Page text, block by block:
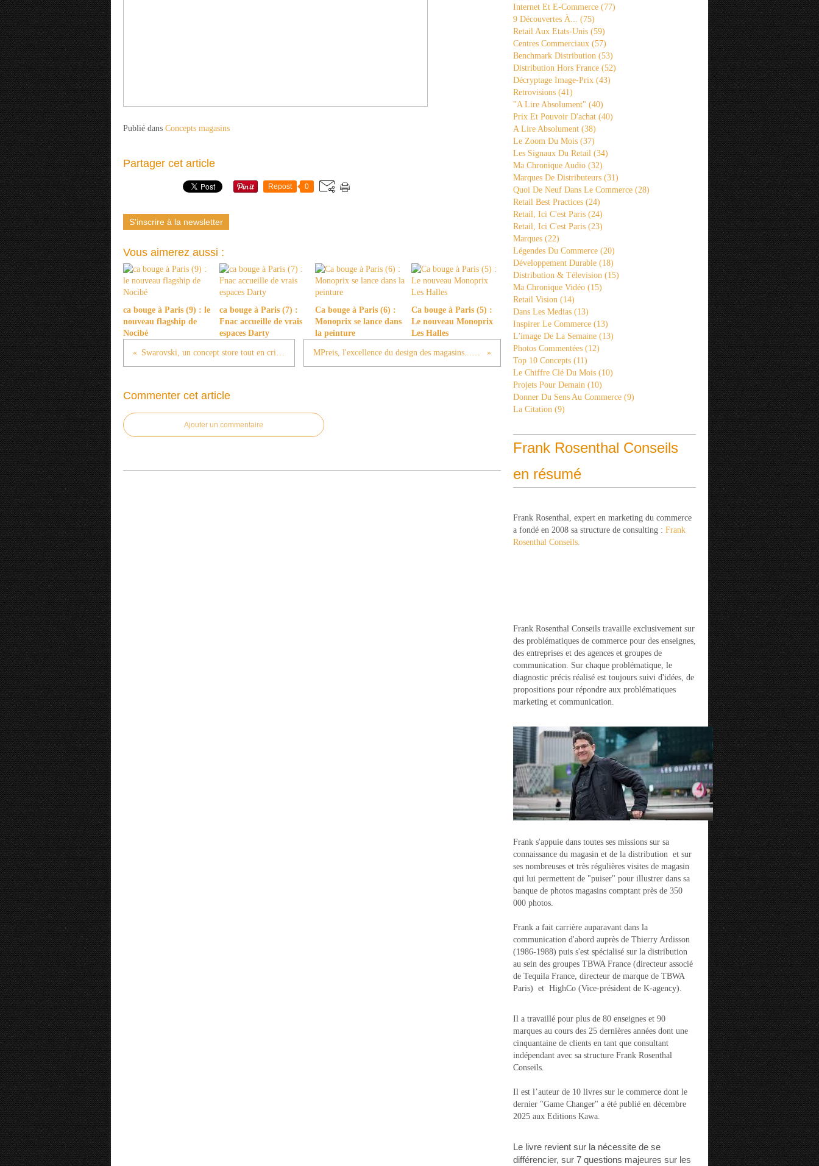
Publié dans Concepts magasins
Partager cet article
Repost 0
S'inscrire à la newsletter
Vous aimerez aussi :
ca bouge à Paris (9) : le
nouveau flagship de
Nocibé
ca bouge à Paris (7) :
Fnac accueille de vrais
espaces Darty
Ca bouge à Paris (6) :
Monoprix se lance dans
la peinture
Ca bouge à Paris (5) :
Le nouveau Monoprix
Les Halles
Swarovski, un concept store tout en cristal (7) MPreis, l'excellence du design des magasins...suite (9)
Commenter cet article
Ajouter un commentaire
Internet Et E-Commerce (77)
9 Découvertes À... (75)
Retail Aux Etats-Unis (59)
Centres Commerciaux (57)
Benchmark Distribution (53)
Distribution Hors France (52)
Décryptage Image-Prix (43)
Retrovisions (41)
"a Lire Absolument" (40)
Prix Et Pouvoir D'achat (40)
A Lire Absolument (38)
Le Zoom Du Mois (37)
Les Signaux Du Retail (34)
Ma Chronique Audio (32)
Marques De Distributeurs (31)
Quoi De Neuf Dans Le Commerce (28)
Retail Best Practices (24)
Retail, Ici C'est Paris (24)
Retail, Ici C'est Paris (23)
Marques (22)
Légendes Du Commerce (20)
Développement Durable (18)
Distribution & Télevision (15)
Ma Chronique Vidéo (15)
Retail Vision (14)
Dans Les Medias (13)
Inspirer Le Commerce (13)
L'image De La Semaine (13)
Photos Commentées (12)
Top 10 Concepts (11)
Le Chiffre Clé Du Mois (10)
Projets Pour Demain (10)
Donner Du Sens Au Commerce (9)
La Citation (9)
Frank Rosenthal Conseils
en résumé
Frank Rosenthal, expert en marketing du commerce
a fondé en 2008 sa structure de consulting : Frank
Rosenthal Conseils.
Frank Rosenthal Conseils travaille exclusivement sur
des problématiques de commerce pour des enseignes,
des entreprises et des agences et groupes de
communication. Sur chaque problématique, le
diagnostic précis réalisé est toujours suivi d'idées, de
propositions pour répondre aux problématiques
marketing et communication.
Frank s'appuie dans toutes ses missions sur sa
connaissance du magasin et de la distribution et sur
ses nombreuses et très régulières visites de magasin
qui lui permettent de "puiser" pour illustrer dans sa
banque de photos magasins comptant près de 350
000 photos.
Frank a fait carrière auparavant dans la
communication d'abord auprès de Thierry Ardisson
(1986-1988) puis s'est spécialisé sur la distribution
au sein des groupes TBWA France (directeur associé
de Tequila France, directeur de marque de TBWA
Paris) et HighCo (Vice-président de K-agency).
Il a travaillé pour plus de 80 enseignes et 90
marques au cours des 25 dernières années dont une
cinquantaine de clients en tant que consultant
indépendant avec sa structure Frank Rosenthal
Conseils.
Il est l’auteur de 10 livres sur le commerce dont le
dernier "Game Changer" a été publié en décembre
2025 aux Editions Kawa.
Le livre revient sur la nécessite de se
différencier, sur 7 questions majeures sur les